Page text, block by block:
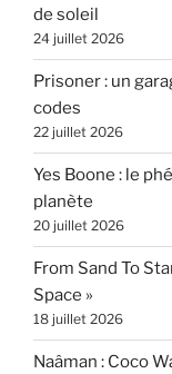
de soleil
24 juillet 2026
Prisoner : un
codes
22 juillet 2026
Yes Boone : le
planète
20 juillet 2026
From Sand To
Space »
18 juillet 2026
Naâman : Coco